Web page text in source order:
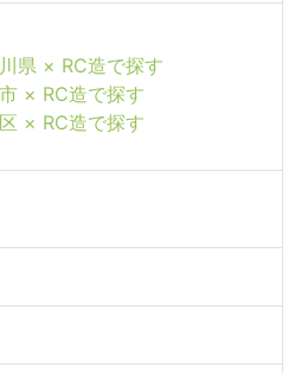
県 × RC造で探す
× RC造で探す
× RC造で探す